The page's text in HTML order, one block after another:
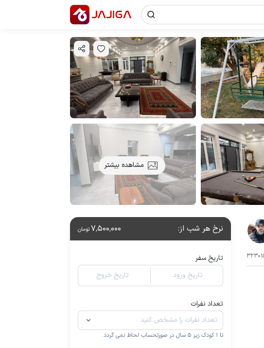
مشاهده بیشتر
نرخ هر شب از: 7٬500٬000تومان
تاریخ سفر
تاریخ ورود
تاریخ خروج
تعداد نفرات
تا 1 کودک زیر 5 سال در صورتحساب لحاظ نمی گردد.